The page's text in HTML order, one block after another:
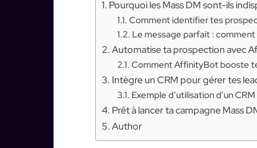
Pourquoi les Mass DM sont-ils
Comment identifier tes
Le message parfait :
Automatise ta prospection avec
Comment AffinityBot booste
Intègre un CRM pour gérer tes
Exemple d’utilisation d’un
Prêt à lancer ta campagne Mass
Author